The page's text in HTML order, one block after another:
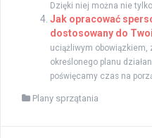
Dzięki niej można nie
Jak opracować
dostosowany do
uciążliwym obowiązkiem,
określonego planu
poświęcamy czas na
Plany sprzątania